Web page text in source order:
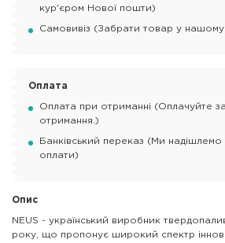
кур'єром Нової пошти)
Самовивіз (Забрати товар у нашому
Оплата
Оплата при отриманні (Оплачуйте
отримання.)
Банківський переказ (Ми надішлемо
оплати)
Опис
NEUS - український виробник
року, що пропонує широкий спектр